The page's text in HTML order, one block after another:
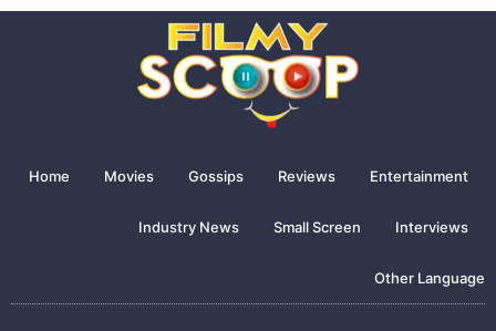
Home Movies Gossips Reviews Entertainment
Industry News Small Screen Interviews
Other Language